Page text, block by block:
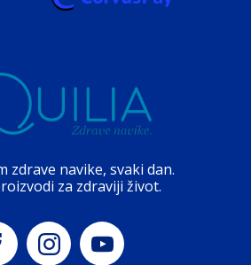
zdrave navike, svaki dan.
za zdraviji život.